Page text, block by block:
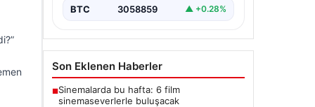
başladı.…
BTC 3058859 ▲ +0.28%
Son Eklenen Haberler
■Sinemalarda bu hafta: 6 film
sinemaseverlerle buluşacak